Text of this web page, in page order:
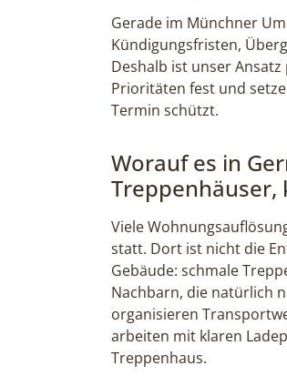
Gerade im Münchner
Kündigungsfristen,
Deshalb ist unser
Prioritäten fest und
Termin schützt.
Worauf es in
Treppenhäuser,
Viele
statt. Dort ist nicht die
Gebäude: schmale
Nachbarn, die natürlich
organisieren
arbeiten mit klaren
Treppenhaus.